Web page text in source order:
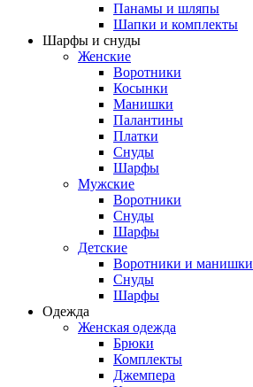
Панамы и шляпы
Шапки и комплекты
Шарфы и снуды
Женские
Воротники
Косынки
Манишки
Палантины
Платки
Снуды
Шарфы
Мужские
Воротники
Снуды
Шарфы
Детские
Воротники и манишки
Снуды
Шарфы
Одежда
Женская одежда
Брюки
Комплекты
Джемпера